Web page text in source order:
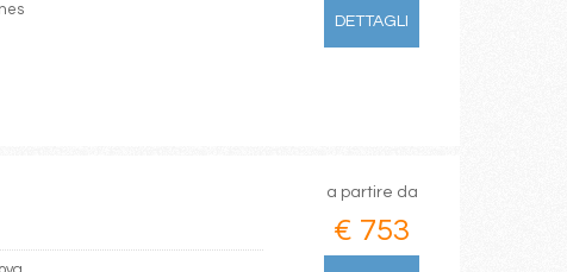
DETTAGLI
a partire da
€ 753